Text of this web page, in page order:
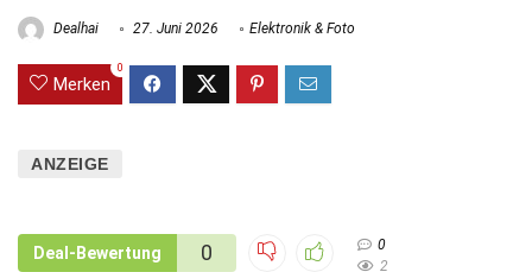
Dealhai 27. Juni 2026 Elektronik & Foto
Merken
0
ANZEIGE
Deal-Bewertung 0
0
2